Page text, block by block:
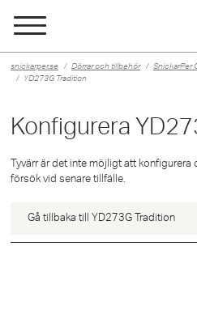
snickarper.se Dörrar och tillbehör SnickarPer
YD273G Tradition
Konfigurera
Tyvärr är det inte möjligt att
försök vid senare tillfälle.
Gå tillbaka till YD273G Tradition